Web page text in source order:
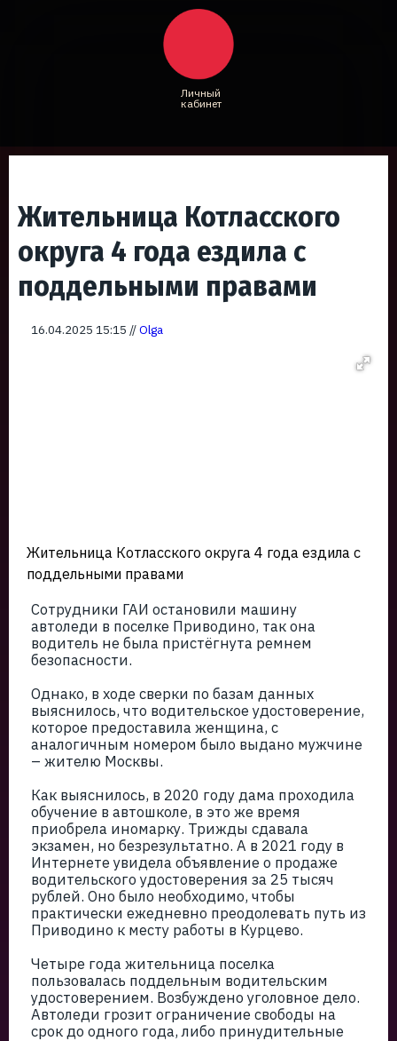
Личный
кабинет
Жительница Котласского
округа 4 года ездила с
поддельными правами
16.04.2025 15:15 //Olga
Жительница Котласского округа 4 года ездила с
поддельными правами
Сотрудники ГАИ остановили машину
автоледи в поселке Приводино, так она
водитель не была пристёгнута ремнем
безопасности.
Однако, в ходе сверки по базам данных
выяснилось, что водительское удостоверение,
которое предоставила женщина, с
аналогичным номером было выдано мужчине
– жителю Москвы.
Как выяснилось, в 2020 году дама проходила
обучение в автошколе, в это же время
приобрела иномарку. Трижды сдавала
экзамен, но безрезультатно. А в 2021 году в
Интернете увидела объявление о продаже
водительского удостоверения за 25 тысяч
рублей. Оно было необходимо, чтобы
практически ежедневно преодолевать путь из
Приводино к месту работы в Курцево.
Четыре года жительница поселка
пользовалась поддельным водительским
удостоверением. Возбуждено уголовное дело.
Автоледи грозит ограничение свободы на
срок до одного года, либо принудительные